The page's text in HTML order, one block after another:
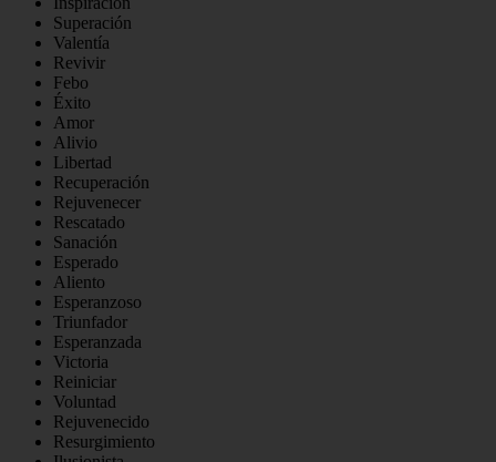
Superación
Valentía
Revivir
Febo
Éxito
Amor
Alivio
Libertad
Recuperación
Rejuvenecer
Rescatado
Sanación
Esperado
Aliento
Esperanzoso
Triunfador
Esperanzada
Victoria
Reiniciar
Voluntad
Rejuvenecido
Resurgimiento